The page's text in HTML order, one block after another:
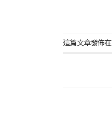
這篇文章發佈在